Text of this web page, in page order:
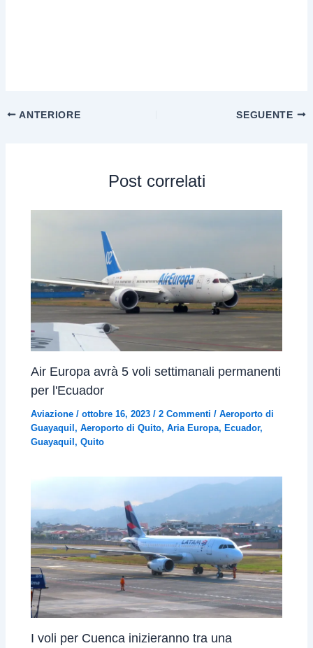
ANTERIORE SEGUENTE
Post correlati
Air Europa avrà 5 voli settimanali permanenti
per l'Ecuador
Aviazione /ottobre 16, 2023/2 Commenti /Aeroporto di
Guayaquil,Aeroporto di Quito,Aria Europa, Ecuador,
Guayaquil,Quito
I voli per Cuenca inizieranno tra una